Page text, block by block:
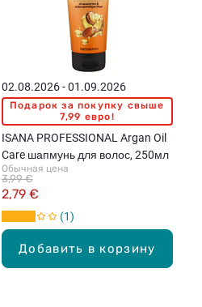
Добавить в корзину
02.08.2026 - 01.09.2026
Подарок за покупку свыше
7,99 евро!
ISANA PROFESSIONAL Argan Oil
Care шапмунь для волос, 250мл
Обычная цена
2,79 €
3,99 €
1